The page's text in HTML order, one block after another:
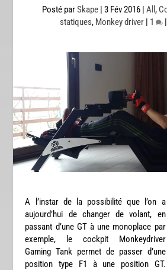
Posté parSkape| 3 Fév 2016| All ,
statiques, Monkey driver | 1 |
A l’instar de la possibilité que l’on a
aujourd’hui de changer de volant, en
passant d’une GT à une monoplace par
exemple, le cockpit Monkeydriver
Gaming Tank permet de passer d’une
position type F1 à une position GT.